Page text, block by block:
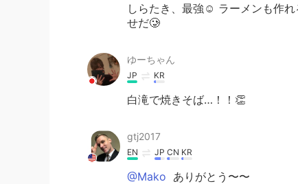
しらたき、最強☺️ ラーメンも作
せだ🥲
ゆーちゃん
JP KR
白滝で焼きそば…！！👏
gtj2017
EN JP CN KR
@Mako ありがとう〜〜